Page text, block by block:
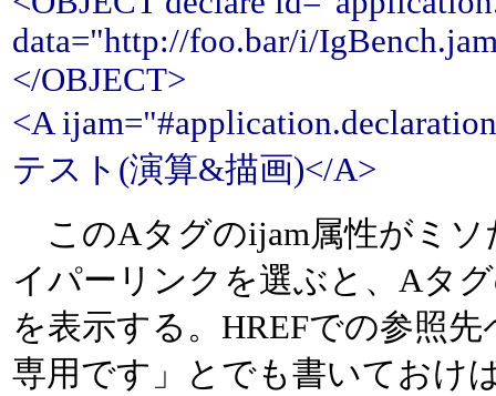
data="http://foo.bar/i/
</OBJECT>
<A
テスト(演算&描画)</A>
このAタグのijam属性がミソ
イパーリンクを選ぶと、Aタ
を表示する。HREFでの参照
専用です」とでも書いておけ